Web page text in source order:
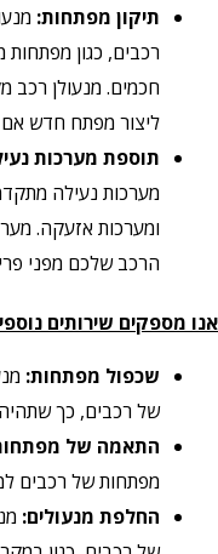
תיקון מפתחות:
רכבים, כגון
חכמים. מנעולן רכב
ליצור מפתח חדש אם
תוספת מערכות
מערכות נעילה
ומערכות אזעקה.
הרכב שלכם מפני
אנו מספקים שירותים
שכפול מפתחות:
של רכבים, כך
התאמה של
מפתחות של רכבים
החלפת מנעולים: